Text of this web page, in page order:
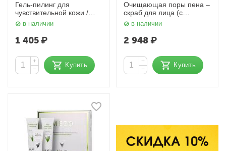
Гель-пилинг для
чувствительной кожи /
Renewal–Skin Control 100
мл Aravia
в наличии
1 405₽
+
−
Купить
Очищающая поры пена –
скраб для лица (с
энзимами) Pore Cleansing
Scrub Face Wash 120 гр.
MEISHOKU
в наличии
2 948₽
+
−
Купить